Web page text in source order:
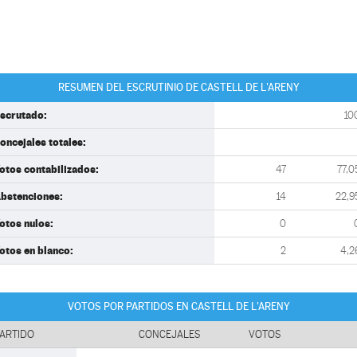
RESUMEN DEL ESCRUTINIO DE CASTELL DE L'ARENY
totales:
contabilizados: 47
14
nulos: 0
en blanco: 2
VOTOS POR PARTIDOS EN CASTELL DE L'ARENY
CONCEJALES VOTOS